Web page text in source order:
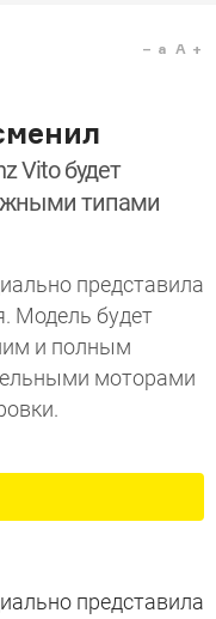
a A
Vito будет
типами
представила
Модель будет
и полным
моторами
представила